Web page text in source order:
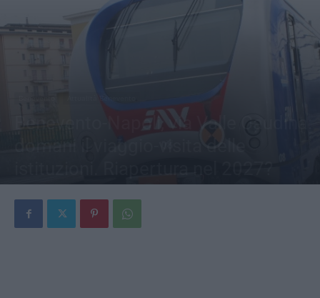
Benevento-Napoli, via Valle Caudina: